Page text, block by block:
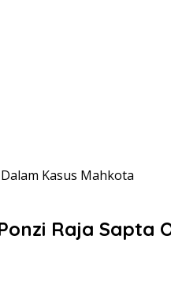
Kasus Mahkota
Raja Sapta